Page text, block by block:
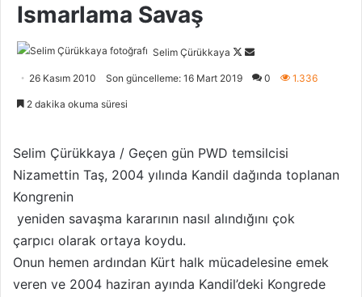
Ismarlama Savaş
Selim Çürükkaya
F
w
o
i
p
a
ö
n
26 Kasım 2010 Son güncelleme: 16 Mart 2019 0 1.336
2 dakika okuma süresi
Selim Çürükkaya / Geçen gün PWD temsilcisi
Nizamettin Taş, 2004 yılında Kandil dağında toplanan
Kongrenin
yeniden savaşma kararının nasıl alındığını çok
çarpıcı olarak ortaya koydu.
Onun hemen ardından Kürt halk mücadelesine emek
veren ve 2004 haziran ayında Kandil’deki Kongrede